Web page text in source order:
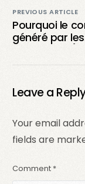
PREVIOUS ARTICLE
Pourquoi le
généré par les
est-il si
Leave a
Your email
fields are
Comment *